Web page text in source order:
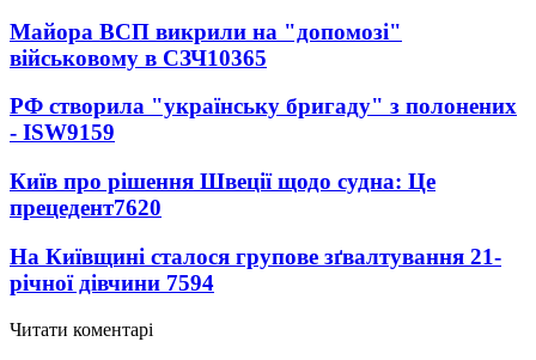
Майора ВСП викрили на "допомозі"
військовому в СЗЧ10365
РФ створила "українську бригаду" з полонених
- ISW9159
Київ про рішення Швеції щодо судна: Це
прецедент7620
На Київщині сталося групове зґвалтування 21-
річної дівчини 7594
Читати коментарі